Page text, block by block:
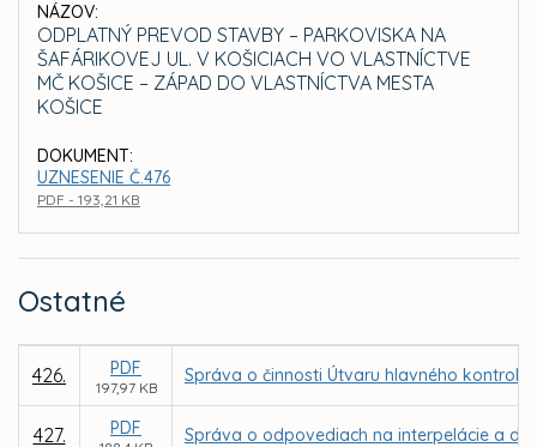
NÁZOV:
ODPLATNÝ PREVOD STAVBY – PARKOVISKA NA
ŠAFÁRIKOVEJ UL. V KOŠICIACH VO VLASTNÍCTVE
MČ KOŠICE – ZÁPAD DO VLASTNÍCTVA MESTA
KOŠICE
DOKUMENT:
UZNESENIE Č.476
PDF - 193,21 KB
Ostatné
426. PDF
197,97 KB
Správa o činnosti Útvaru hlavného
427. PDF Správa o odpovediach na interpelácie a